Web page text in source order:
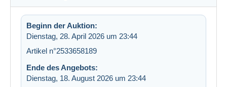
Beginn der Auktion:
Dienstag, 28. April 2026 um 23:44
Artikel n°2533658189
Ende des Angebots:
Dienstag, 18. August 2026 um 23:44